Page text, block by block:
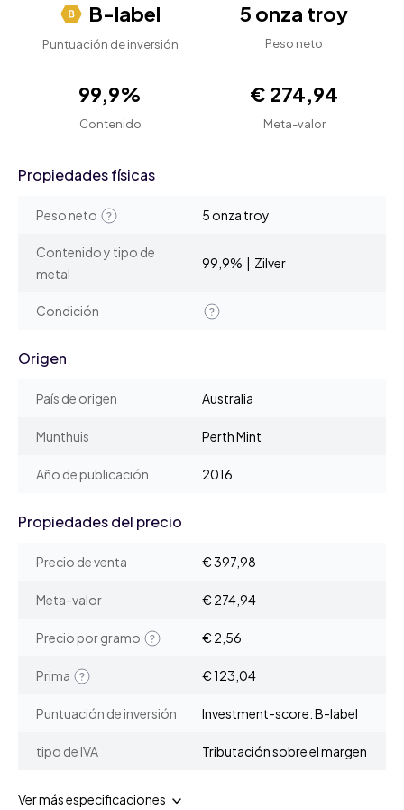
B-label
Puntuación de inversión
5 onza troy
Peso neto
99,9%
Contenido
€ 274,94
Meta-valor
Propiedades físicas
Peso neto 5 onza troy
Contenido y tipo de
metal
99,9% | Zilver
Condición
Origen
País de origen Australia
Munthuis Perth Mint
Año de publicación 2016
Propiedades del precio
Precio de venta € 397,98
Meta-valor € 274,94
Precio por gramo € 2,56
Prima € 123,04
Puntuación de inversión Investment-score: B-label
tipo de IVA Tributación sobre el margen
Ver más especificaciones